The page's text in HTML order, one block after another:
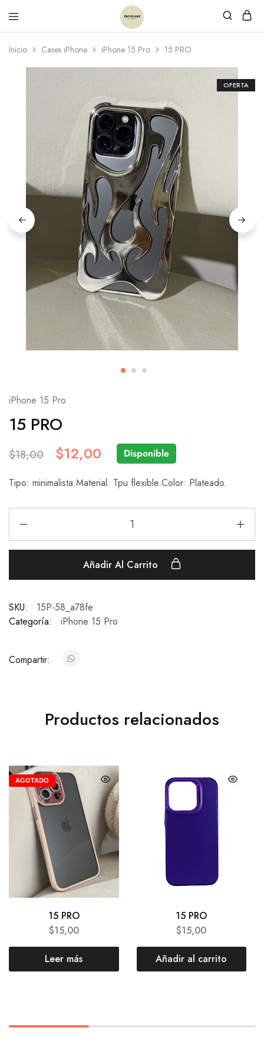
Inicio Cases iPhone iPhone 15 Pro 15 PRO
OFERTA
iPhone 15 Pro
15 PRO
$18,00 $12,00 Disponible
Tipo: minimalista.Material: Tpu flexible.Color: Plateado.
Añadir Al Carrito
SKU:
15P-58_a78fe
Categoría:
iPhone 15 Pro
Compartir:
Productos relacionados
AGOTADO
15 PRO
$15,00
Leer más
15 PRO
$15,00
Añadir al carrito